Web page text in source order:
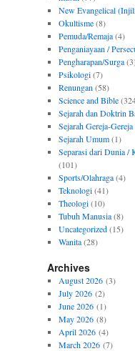
New Evangelical
Okultisme(8)
Pemuda/Remaja(4)
Penganiayaan /
Pengharapan/Surga
Psikologi(7)
Renungan (58)
Science and Bible
Sejarah dan Doktrin
Sejarah Gereja-Gereja
Sejarah Umum(1)
Separasi dari Dunia /
(101)
Sports/Olahraga(4)
Teknologi(41)
Theologi(10)
Tubuh Manusia(8)
Uncategorized(15)
Wanita(28)
Archives
August 2026(3)
July 2026(2)
June 2026(1)
May 2026(8)
April 2026(4)
March 2026(7)